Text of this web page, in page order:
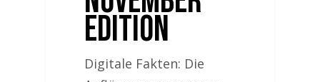
Edition
Digitale Fakten: Die